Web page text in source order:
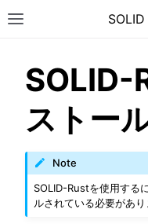
Toggle site
SOLID-
ストー
Note
SOLID-Rustを使用する
ルされている必要があり